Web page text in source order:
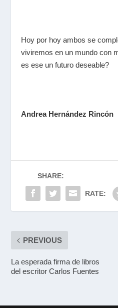
Hoy por hoy ambos se
viviremos en un mundo con
es ese un futuro deseable?
Andrea Hernández Rincón
SHARE:
RATE:
PREVIOUS
La esperada firma de libros
del escritor Carlos Fuentes